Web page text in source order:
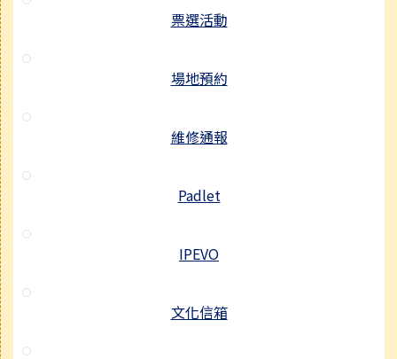
票選活動
場地預約
維修通報
Padlet
IPEVO
文化信箱